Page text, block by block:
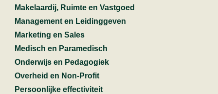
Makelaardij, Ruimte en Vastgoed
Management en Leidinggeven
Marketing en Sales
Medisch en Paramedisch
Onderwijs en Pedagogiek
Overheid en Non-Profit
Persoonlijke effectiviteit